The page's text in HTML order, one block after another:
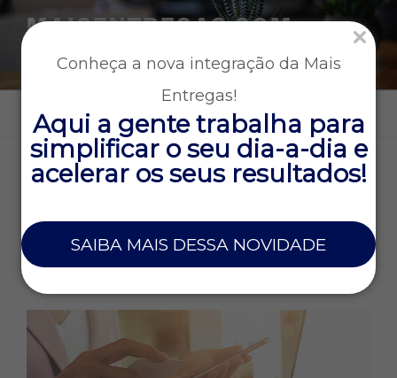
Conheça a nova integração da Mais
Entregas!
Aqui a gente trabalha para
simplificar o seu dia-a-dia e
acelerar os seus resultados!
SAIBA MAIS DESSA NOVIDADE
MAISENTREGAS.COM
rápidas
Menu
TAG:MOTOBOYSEENTREGADORES
8 DE MAIO DE 2020
Como utilizar nossa integração com o
Ifood para fechar mais contratos